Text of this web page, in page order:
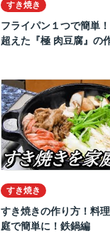
すき焼き
フライパン１つで簡単
超えた『極 肉豆腐』の
すき焼き
すき焼きの作り方！料
庭で簡単に！鉄鍋編